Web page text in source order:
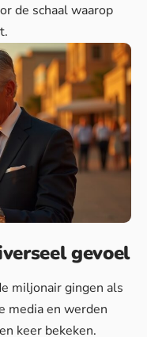
de schaal waarop
gevoel
miljonair gingen als
media en werden
keer bekeken.